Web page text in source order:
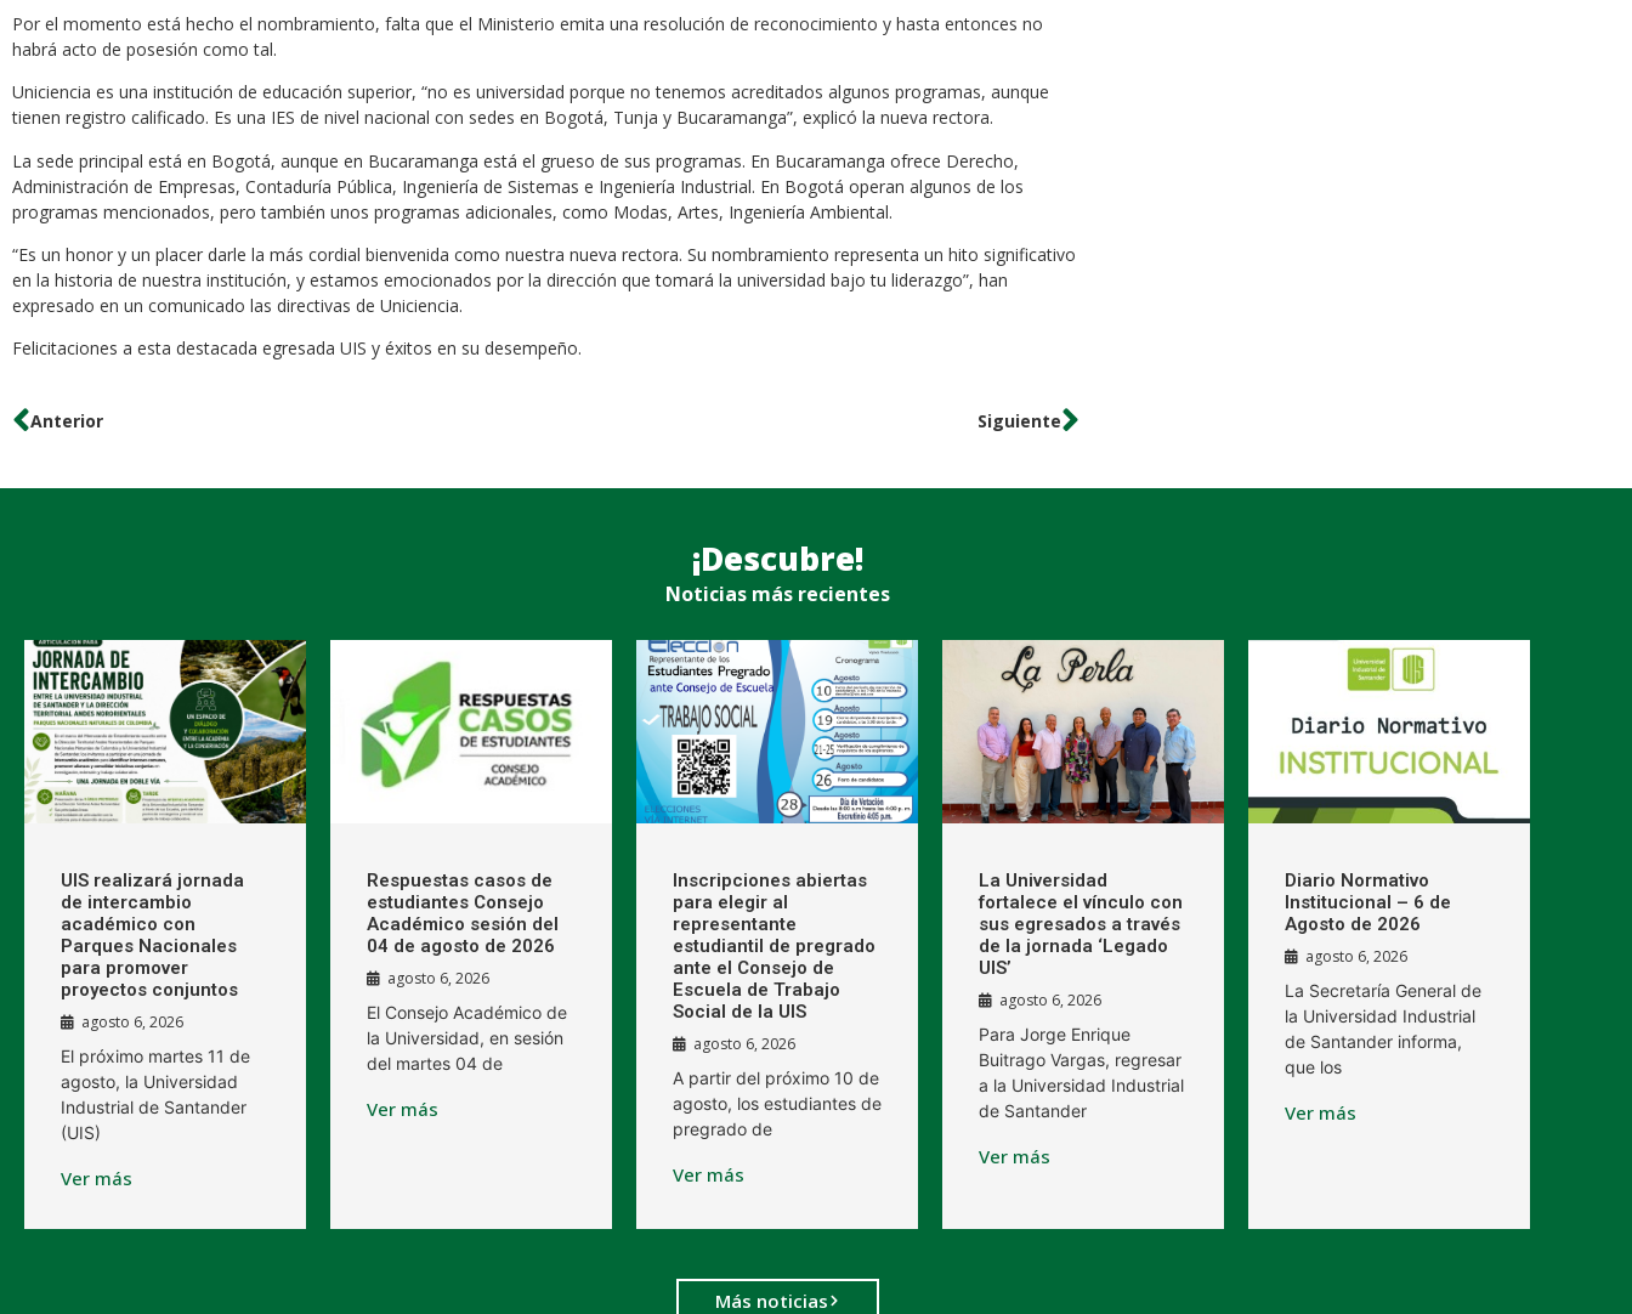
Por el momento está hecho el nombramiento, falta que el Ministerio emita una resolución de reconocimiento y hasta entonces no
habrá acto de posesión como tal.
Uniciencia es una institución de educación superior, “no es universidad porque no tenemos acreditados algunos programas, aunque
tienen registro calificado. Es una IES de nivel nacional con sedes en Bogotá, Tunja y Bucaramanga”, explicó la nueva rectora.
La sede principal está en Bogotá, aunque en Bucaramanga está el grueso de sus programas. En Bucaramanga ofrece Derecho,
Administración de Empresas, Contaduría Pública, Ingeniería de Sistemas e Ingeniería Industrial. En Bogotá operan algunos de los
programas mencionados, pero también unos programas adicionales, como Modas, Artes, Ingeniería Ambiental.
“Es un honor y un placer darle la más cordial bienvenida como nuestra nueva rectora. Su nombramiento representa un hito significativo
en la historia de nuestra institución, y estamos emocionados por la dirección que tomará la universidad bajo tu liderazgo”, han
expresado en un comunicado las directivas de Uniciencia.
Felicitaciones a esta destacada egresada UIS y éxitos en su desempeño.
Anterior Siguiente
¡Descubre!
Noticias más recientes
UIS realizará jornada
de intercambio
académico con
Parques Nacionales
para promover
proyectos conjuntos
agosto 6, 2026
El próximo martes 11 de
agosto, la Universidad
Industrial de Santander
(UIS)
Ver más
Respuestas casos de
estudiantes Consejo
Académico sesión del
04 de agosto de 2026
agosto 6, 2026
El Consejo Académico de
la Universidad, en sesión
del martes 04 de
Ver más
Inscripciones abiertas
para elegir al
representante
estudiantil de pregrado
ante el Consejo de
Escuela de Trabajo
Social de la UIS
agosto 6, 2026
A partir del próximo 10 de
agosto, los estudiantes de
pregrado de
Ver más
La Universidad
fortalece el vínculo con
sus egresados a través
de la jornada ‘Legado
UIS’
agosto 6, 2026
Para Jorge Enrique
Buitrago Vargas, regresar
a la Universidad Industrial
de Santander
Ver más
Diario Normativo
Institucional – 6 de
Agosto de 2026
agosto 6, 2026
La Secretaría General de
la Universidad Industrial
de Santander informa,
que los
Ver más
Más noticias